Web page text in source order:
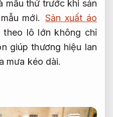
mẫu thử trước khi sản
mới. Sản xuất áo
theo lô lớn không chỉ
giúp thương hiệu lan
mưa kéo dài.